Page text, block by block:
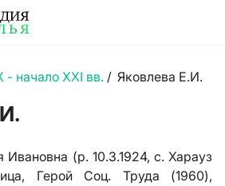
- начало XXI вв. / Яковлева Е.И.
(р. 10.3.1924, с. Харауз
Герой Соц. Труда (1960),